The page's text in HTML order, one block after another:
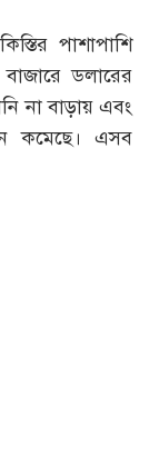
পাশাপাশি
ডলারের
না বাড়ায় এবং
কমেছে। এসব